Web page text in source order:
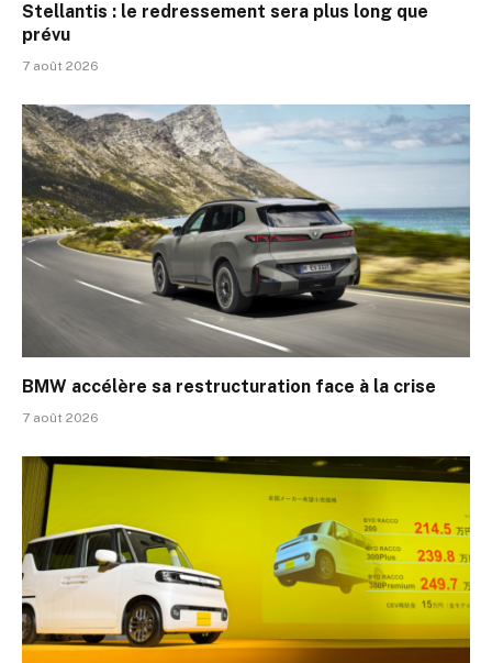
Stellantis : le redressement sera plus long que
prévu
7 août 2026
BMW accélère sa restructuration face à la crise
7 août 2026